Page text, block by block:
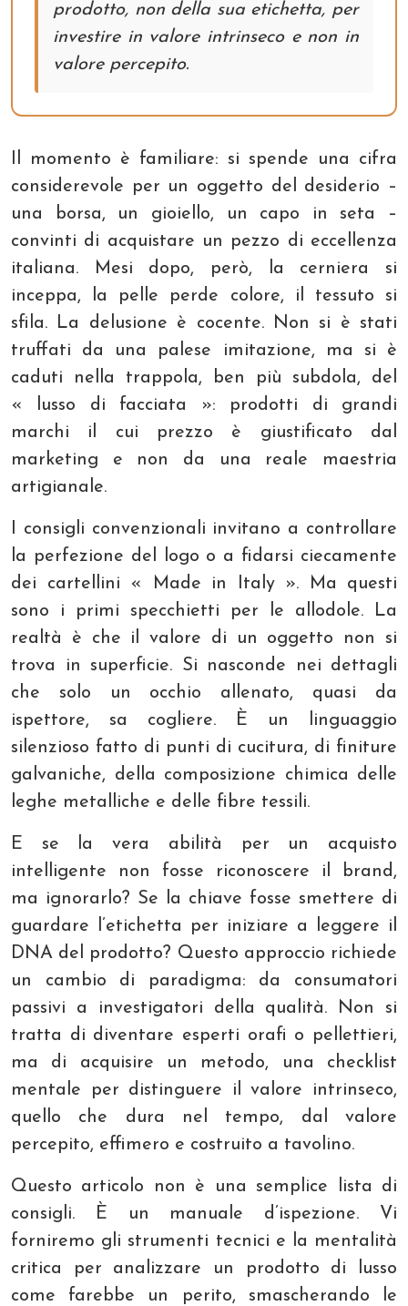
prodotto, non della sua etichetta, per
investire in valore intrinseco e non in
valore percepito.
Il momento è familiare: si spende una cifra
considerevole per un oggetto del desiderio –
una borsa, un gioiello, un capo in seta –
convinti di acquistare un pezzo di eccellenza
italiana. Mesi dopo, però, la cerniera si
inceppa, la pelle perde colore, il tessuto si
sfila. La delusione è cocente. Non si è stati
truffati da una palese imitazione, ma si è
caduti nella trappola, ben più subdola, del
« lusso di facciata »: prodotti di grandi
marchi il cui prezzo è giustificato dal
marketing e non da una reale maestria
artigianale.
I consigli convenzionali invitano a controllare
la perfezione del logo o a fidarsi ciecamente
dei cartellini « Made in Italy ». Ma questi
sono i primi specchietti per le allodole. La
realtà è che il valore di un oggetto non si
trova in superficie. Si nasconde nei dettagli
che solo un occhio allenato, quasi da
ispettore, sa cogliere. È un linguaggio
silenzioso fatto di punti di cucitura, di finiture
galvaniche, della composizione chimica delle
leghe metalliche e delle fibre tessili.
E se la vera abilità per un acquisto
intelligente non fosse riconoscere il brand,
ma ignorarlo? Se la chiave fosse smettere di
guardare l’etichetta per iniziare a leggere il
DNA del prodotto? Questo approccio richiede
un cambio di paradigma: da consumatori
passivi a investigatori della qualità. Non si
tratta di diventare esperti orafi o pellettieri,
ma di acquisire un metodo, una checklist
mentale per distinguere il valore intrinseco,
quello che dura nel tempo, dal valore
percepito, effimero e costruito a tavolino.
Questo articolo non è una semplice lista di
consigli. È un manuale d’ispezione. Vi
forniremo gli strumenti tecnici e la mentalità
critica per analizzare un prodotto di lusso
come farebbe un perito, smascherando le